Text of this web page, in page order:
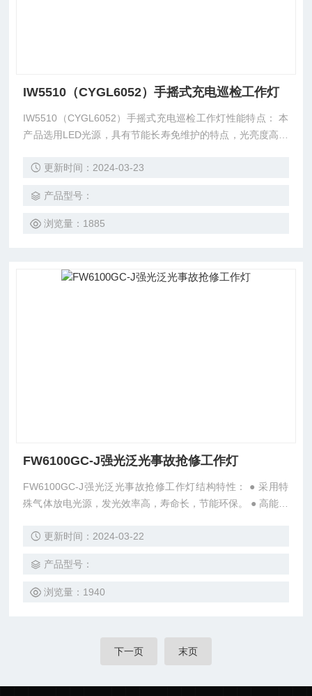
IW5510（CYGL6052）手摇式充电巡检工作灯
IW5510（CYGL6052）手摇式充电巡检工作灯性能特点： 本
产品选用LED光源，具有节能长寿免维护的特点，光亮度高，
小时，亮度*，工作光连续点灯时长20小时，*了长时间当班、
长工作光和频闪光功能。
更新时间：2024-03-23
产品型号：
浏览量：1885
FW6100GC-J强光泛光事故抢修工作灯
FW6100GC-J强光泛光事故抢修工作灯结构特性： ● 采用特
殊气体放电光源，发光效率高，寿命长，节能环保。 ● 高能无
的85%，两年内储电量不低于满容量的55%，并设有低电压放
设计，防水防尘；特制合金外壳和防弹胶外壳确保灯具能经受
强力碰撞和冲击。
更新时间：2024-03-22
产品型号：
浏览量：1940
下一页 末页